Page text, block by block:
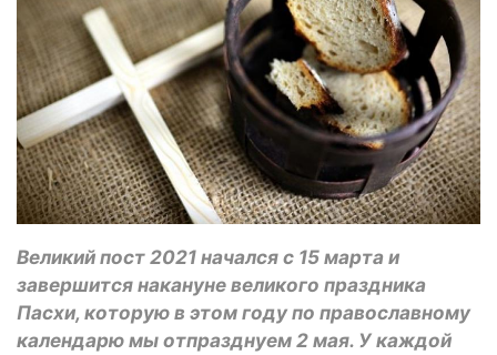
Великий пост 2021 начался с 15 марта и
завершится накануне великого праздника
Пасхи, которую в этом году по православному
календарю мы отпразднуем 2 мая. У каждой